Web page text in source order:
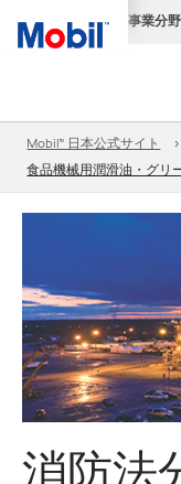
事業分野
Mobil™ 日本公式サイト
食品機械用潤滑油・グリ
消防法